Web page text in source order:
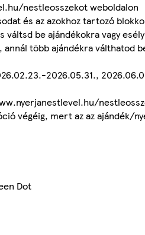
nestleosszekot weboldalon
és az azokhoz tartozó
váltsd be ajándékokra vagy
több ajándékra válthatod
2026.05.31.,
végéig, mert az az ajándék/
Dot